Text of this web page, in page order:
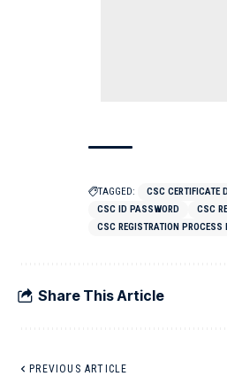
TAGGED:
CSC CERTIFICATE
CSC ID PASSWORD
CSC
CSC REGISTRATION PROCESS
Share This Article
PREVIOUS ARTICLE